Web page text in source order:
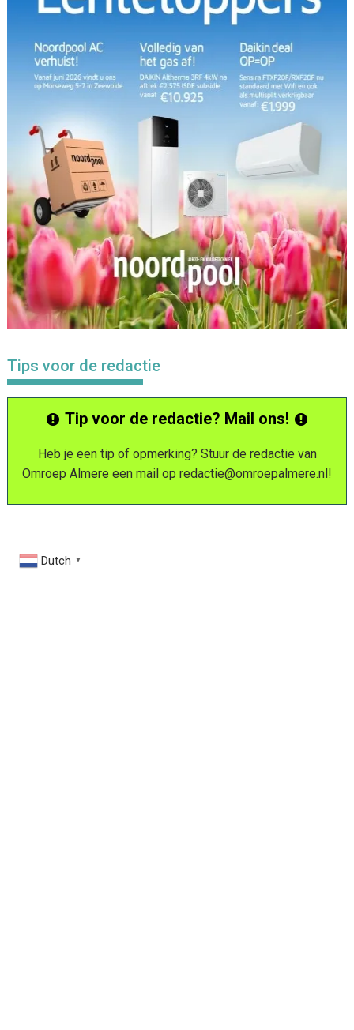
Tips voor de redactie
Tip voor de redactie? Mail ons!
Heb je een tip of opmerking? Stuur de redactie van
Omroep Almere een mail op redactie@omroepalmere.nl!
Dutch ▼